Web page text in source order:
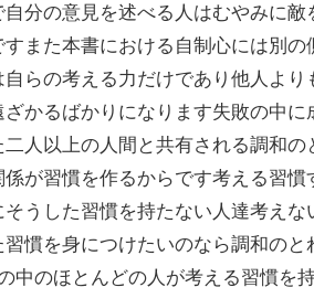
分の意見を述べる人はむやみに
また本書における自制心には別
らの考える力だけであり他人よ
かるばかりになります失敗の中
人以上の人間と共有される調和
が習慣を作るからです考える習
うした習慣を持たない人達考え
慣を身につけたいのなら調和の
のほとんどの人が考える習慣を